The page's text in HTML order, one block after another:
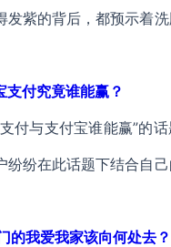
发紫的背后，都预示着
支付究竟谁能赢？
付与支付宝谁能赢”的
纷纷在此话题下结合自
的我爱我家该向何处去？